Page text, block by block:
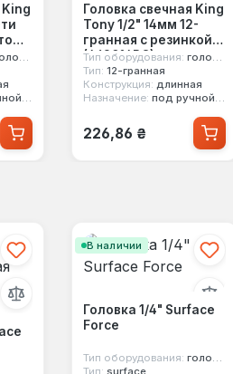
King
свечная
Головка свечная King
Tony 1/2" 14мм 12-
гранная с резинкой
(463014RC)
Тип оборудования: головка свечная
Тип: 12-гранная
Конструкция: длинная
Назначение: под ручной инструмент
Обычная цена:
226,86 ₴
В наличии
Головка 1/4" Surface
Force
Тип оборудования: головка стандартная